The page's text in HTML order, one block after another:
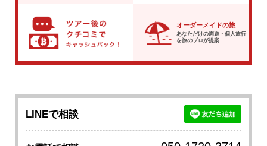
オーダーメイドの旅
あなただけの周遊・個人旅行
を旅のプロが提案
LINEで相談